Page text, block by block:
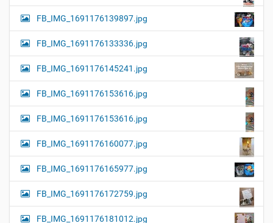
FB_IMG_1691176139897.jpg
FB_IMG_1691176133336.jpg
FB_IMG_1691176145241.jpg
FB_IMG_1691176153616.jpg
FB_IMG_1691176153616.jpg
FB_IMG_1691176160077.jpg
FB_IMG_1691176165977.jpg
FB_IMG_1691176172759.jpg
FB_IMG_1691176181012.jpg